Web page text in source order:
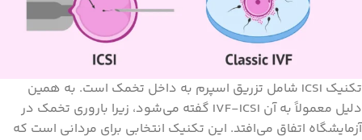
تکنیک ICSI شامل تزریق اسپرم به داخل تخمک است. به همین
دلیل معمولاً به آن IVF-ICSI گفته می‌شود، زیرا باروری تخمک در
آزمایشگاه اتفاق می‌افتد. این تکنیک انتخابی برای مردانی است که